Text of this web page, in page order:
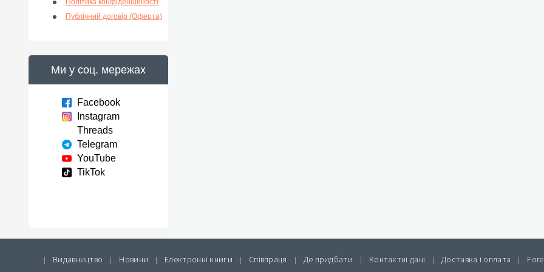
Політика конфіденційності
Публічний договір (Оферта)
Ми у соц. мережах
Facebook
Instagram
Threads
Telegram
YouTube
TikTok
| Видавництво | Новини | Електронні книги | Співпраця | Де придбати | Контактні дані | Доставка і оплата |